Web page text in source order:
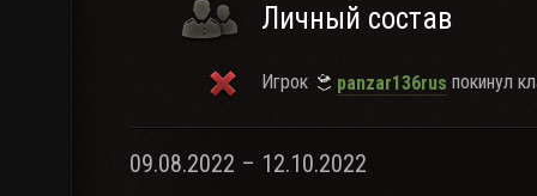
Личный состав
Игрок panzar136rus покинул
09.08.2022 – 12.10.2022